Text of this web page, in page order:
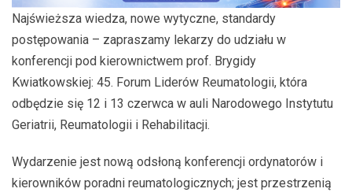
Najświeższa wiedza, nowe wytyczne, standardy
postępowania – zapraszamy lekarzy do udziału w
konferencji pod kierownictwem prof. Brygidy
Kwiatkowskiej: 45. Forum Liderów Reumatologii, która
odbędzie się 12 i 13 czerwca w auli Narodowego Instytutu
Geriatrii, Reumatologii i Rehabilitacji.
Wydarzenie jest nową odsłoną konferencji ordynatorów i
kierowników poradni reumatologicznych; jest przestrzenią